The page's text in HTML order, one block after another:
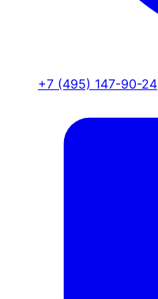
+7 (495) 147-90-24